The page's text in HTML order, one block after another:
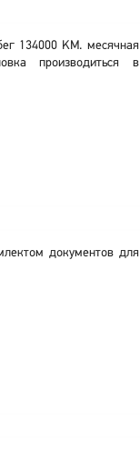
134000 KM. месячная
производиться в
документов для